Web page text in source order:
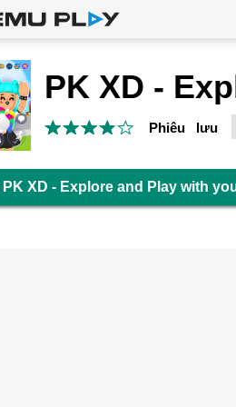
Phiêu lưu
PK XD - Explore and Play with